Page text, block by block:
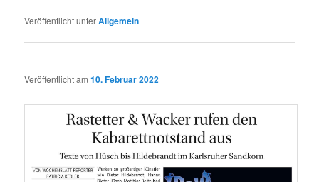
Veröffentlicht unterAllgemein
Veröffentlicht am10. Februar 2022